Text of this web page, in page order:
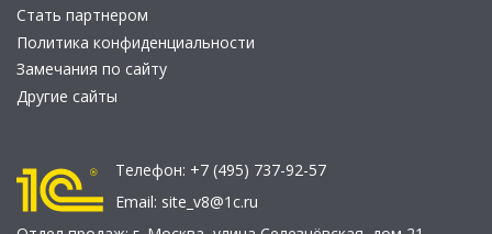
Стать партнером
Политика конфиденциальности
Замечания по сайту
Другие сайты
Телефон: +7 (495) 737-92-57
Email: site_v8@1c.ru